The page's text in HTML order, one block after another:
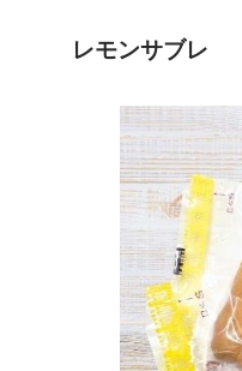
レモンサブレ